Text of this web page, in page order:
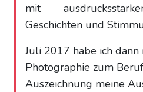
mit
Geschichten und
Juli 2017 habe ich
Photographie zum
Auszeichnung meine